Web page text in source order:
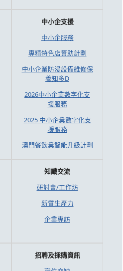
中小企支援
中小企服務
專精特色店資助計劃
中小企業防浸設備維修保
養知多D
2026中小企業數字化支
援服務
2025 中小企業數字化支
援服務
澳門餐飲業智能升級計劃
知識交流
研討會/工作坊
新質生產力
企業專訪
招聘及採購資訊